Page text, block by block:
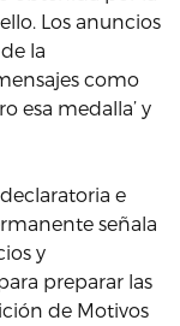
Los anuncios
la
como
esa medalla’ y
e
señala
y
preparar las
de Motivos